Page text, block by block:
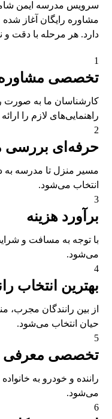
سرویس مدرسه ایمن
مشاوره رایگان آغاز شده
دارد. هر مرحله با دقت
1
تخصصی مشاوره
کارشناسان ما به صورت
راهنمایی‌های لازم را
2
حرفه‌ای بررسی
مسیر منزل تا مدرسه
انتخاب می‌شود.
3
برآورد هزینه
با توجه به مسافت و
می‌شود.
4
بهترین انتخاب
از بین رانندگان مجرب،
حیان انتخاب می‌شود.
5
تخصصی معرفی
راننده و خودرو به
می‌شود.
6